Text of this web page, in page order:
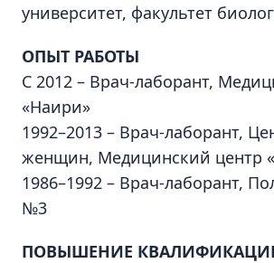
университет, факультет
ОПЫТ РАБОТЫ
С 2012 – Врач-лаборант,
«Наири»
1992–2013 – Врач-лаборант,
женщин, Медицинский центр
1986–1992 – Врач-лаборант,
№3
ПОВЫШЕНИЕ